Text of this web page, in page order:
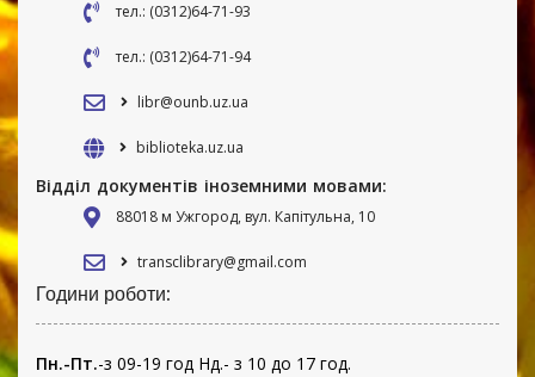
тел.: (0312)64-71-93
тел.: (0312)64-71-94
libr@ounb.uz.ua
biblioteka.uz.ua
Відділ документів іноземними мовами:
88018 м Ужгород, вул. Капітульна, 10
transclibrary@gmail.com
Години роботи:
Пн.-Пт.-з 09-19 год Нд.- з 10 до 17 год.